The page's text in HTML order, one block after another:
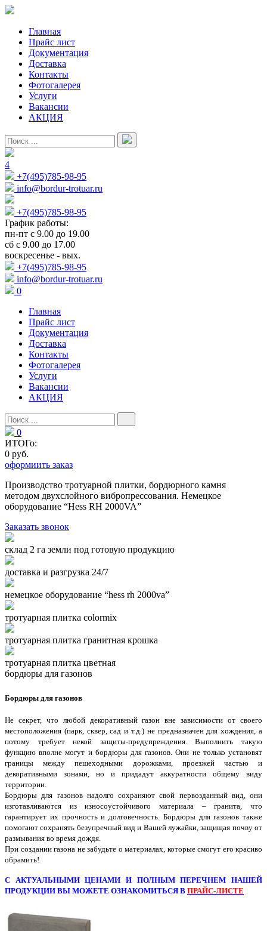
Главная
Прайс лист
Документация
Доставка
Контакты
Фотогалерея
Услуги
Вакансии
АКЦИЯ
4
+7(495)785-98-95
info@bordur-trotuar.ru
+7(495)785-98-95
График работы:
пн-пт с 9.00 до 19.00
сб с 9.00 до 17.00
воскресенье - вых.
+7(495)785-98-95
info@bordur-trotuar.ru
0
Главная
Прайс лист
Документация
Доставка
Контакты
Фотогалерея
Услуги
Вакансии
АКЦИЯ
0
ИТОГо:
0 руб.
оформиить заказ
Производство тротуарной плитки, бордюрного камня
методом двухслойного вибропресcования. Немецкое
оборудование “Hess RH 2000VA”
Заказать звонок
склад 2 га земли под готовую продукцию
доставка и разгрузка 24/7
немецкое оборудование “hess rh 2000va”
тротуарная плитка colormix
тротуарная плитка гранитная крошка
тротуарная плитка цветная
бордюры для газонов
Бордюры для газонов
Не секрет, что любой декоративный газон вне зависимости от своего
местоположения (парк, сквер, сад и т.д.) не предназначен для хождения, а
потому требует некой защиты-предупреждения. Выполнить такую
функцию вполне могут и бордюры для газонов. Они не только установят
границы между пешеходными дорожками, проезжей частью и
декоративными зонами, но и придадут аккуратности общему виду
территории.
Бордюры для газонов надолго сохраняют свой первозданный вид, они
изготавливаются из износоустойчивого материала – гранита, что
гарантирует их прочность и долговечность. Бордюры для газонов также
помогают сохранять безупречный вид и Вашей лужайки, защищая почву от
размывания во время дождя.
При создании газона не забудьте о материалах, которые смогут его красиво
обрамить!
С АКТУАЛЬНЫМИ ЦЕНАМИ И ПОЛНЫМ ПЕРЕЧНЕМ НАШЕЙ
ПРОДУКЦИИ ВЫ МОЖЕТЕ ОЗНАКОМИТЬСЯ В ПРАЙС-ЛИСТЕ